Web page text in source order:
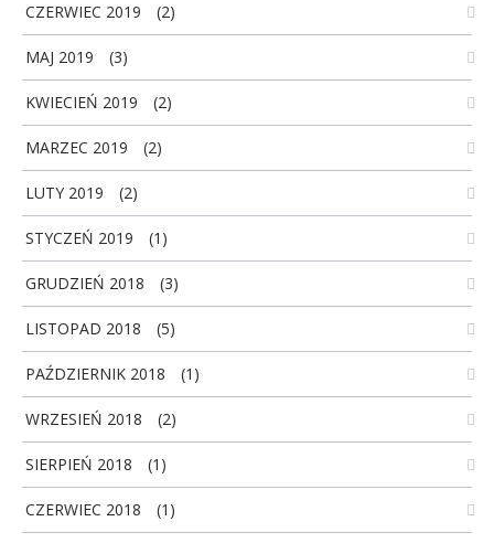
CZERWIEC 2019 (2)
MAJ 2019 (3)
KWIECIEŃ 2019 (2)
MARZEC 2019 (2)
LUTY 2019 (2)
STYCZEŃ 2019 (1)
GRUDZIEŃ 2018 (3)
LISTOPAD 2018 (5)
PAŹDZIERNIK 2018 (1)
WRZESIEŃ 2018 (2)
SIERPIEŃ 2018 (1)
CZERWIEC 2018 (1)